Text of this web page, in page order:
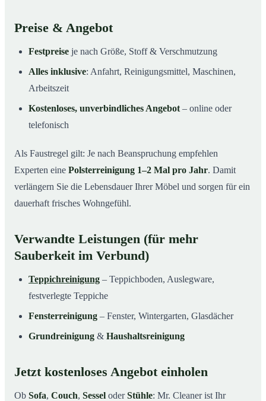
Preise & Angebot
Festpreise je nach Größe, Stoff & Verschmutzung
Alles inklusive: Anfahrt, Reinigungsmittel, Maschinen,
Arbeitszeit
Kostenloses, unverbindliches Angebot – online oder
telefonisch
Als Faustregel gilt: Je nach Beanspruchung empfehlen
Experten eine Polsterreinigung 1–2 Mal pro Jahr. Damit
verlängern Sie die Lebensdauer Ihrer Möbel und sorgen für ein
dauerhaft frisches Wohngefühl.
Verwandte Leistungen (für mehr
Sauberkeit im Verbund)
Teppichreinigung – Teppichboden, Auslegware,
festverlegte Teppiche
Fensterreinigung – Fenster, Wintergarten, Glasdächer
Grundreinigung & Haushaltsreinigung
Jetzt kostenloses Angebot einholen
Ob Sofa, Couch, Sessel oderStühle: Mr. Cleaner ist Ihr